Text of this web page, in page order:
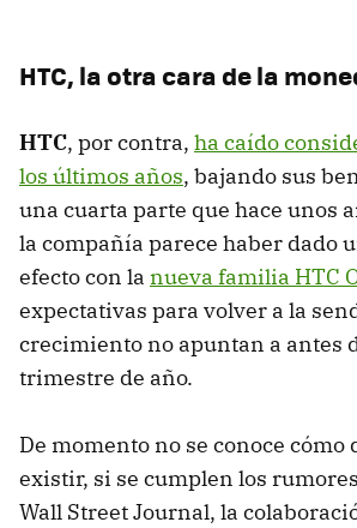
HTC, la otra cara de la
HTC, por contra, ha caído
los últimos años, bajando sus
una cuarta parte que hace unos
la compañía parece haber dado
efecto con la nueva familia HTC
expectativas para volver a la
crecimiento no apuntan a antes
trimestre de año.
De momento no se conoce cómo
existir, si se cumplen los
Wall Street Journal, la